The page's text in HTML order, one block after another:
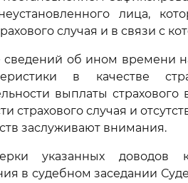
лица,
случая и в связи с
об ином времени
в качестве
выплаты
страхового случая и
заслуживают внимания.
указанных доводов
в судебном заседании